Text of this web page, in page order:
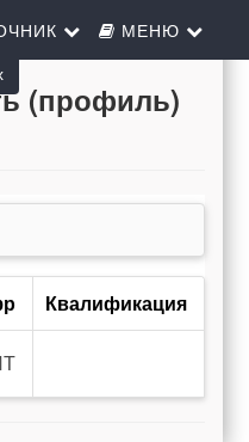
МЕНЮ
(профиль)
Квалификация